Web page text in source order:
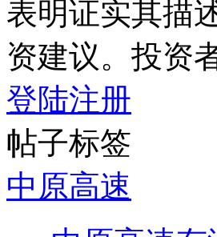
表明证实其描
资建议。投资
登陆注册
帖子标签
中原高速